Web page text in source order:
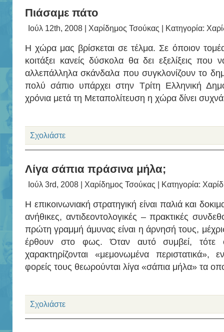
Πιάσαμε πάτο
Ιούλ 12th, 2008 | Χαρίδημος Τσούκας | Κατηγορία:
Η χώρα μας βρίσκεται σε τέλμα. Σε όποιον
κοιτάξει κανείς δύσκολα θα δει εξελίξεις που
αλλεπάλληλα σκάνδαλα που συγκλονίζουν το
πολύ σάπιο υπάρχει στην Τρίτη Ελληνική
χρόνια μετά τη Μεταπολίτευση η χώρα δίνει
Σχολιάστε
Λίγα σάπια πράσινα μήλα;
Ιούλ 3rd, 2008 | Χαρίδημος Τσούκας | Κατηγορία:
Η επικοινωνιακή στρατηγική είναι παλιά και
ανήθικες, αντιδεοντολογικές – πρακτικές
πρώτη γραμμή άμυνας είναι η άρνησή τους,
έρθουν στο φως. Όταν αυτό συμβεί, τότε
χαρακτηρίζονται «μεμονωμένα περιστατικά»,
φορείς τους θεωρούνται λίγα «σάπια μήλα» τα
Σχολιάστε